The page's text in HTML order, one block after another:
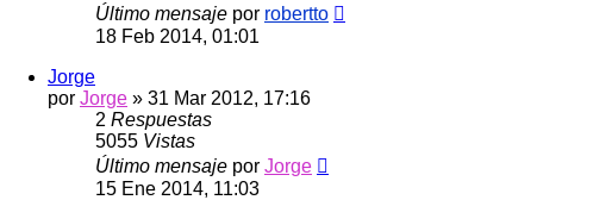
Último mensaje por robertto
18 Feb 2014, 01:01
Jorge
por Jorge » 31 Mar 2012, 17:16
2 Respuestas
5055 Vistas
Último mensaje por Jorge
15 Ene 2014, 11:03